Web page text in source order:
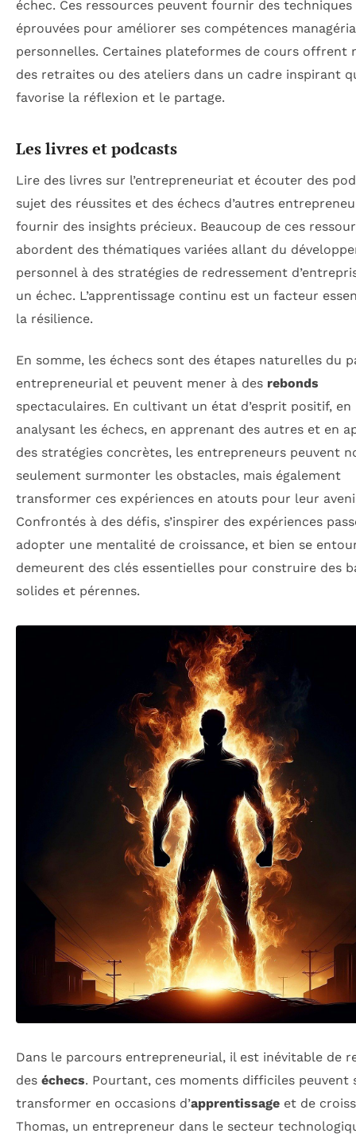
échec. Ces ressources peuvent fournir des techniques
éprouvées pour améliorer ses compétences
personnelles. Certaines plateformes de cours offrent
des retraites ou des ateliers dans un cadre inspirant
favorise la réflexion et le partage.
Les livres et podcasts
Lire des livres sur l’entrepreneuriat et écouter des
sujet des réussites et des échecs d’autres
fournir des insights précieux. Beaucoup de ces
abordent des thématiques variées allant du
personnel à des stratégies de redressement
un échec. L’apprentissage continu est un facteur
la résilience.
En somme, les échecs sont des étapes naturelles du
entrepreneurial et peuvent mener à des rebonds
spectaculaires. En cultivant un état d’esprit positif, en
analysant les échecs, en apprenant des autres et en
des stratégies concrètes, les entrepreneurs peuvent
seulement surmonter les obstacles, mais également
transformer ces expériences en atouts pour leur
Confrontés à des défis, s’inspirer des expériences
adopter une mentalité de croissance, et bien se
demeurent des clés essentielles pour construire des
solides et pérennes.
Dans le parcours entrepreneurial, il est inévitable de
des échecs. Pourtant, ces moments difficiles peuvent
transformer en occasions d’apprentissage et de
Thomas, un entrepreneur dans le secteur